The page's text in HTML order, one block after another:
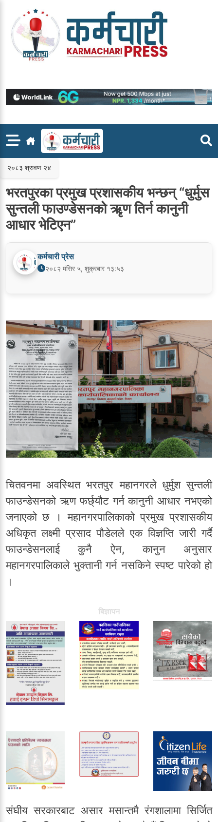
content
२०८३ श्रावण २४
भरतपुरका प्रमुख प्रशासकीय भन्छन् “धुर्मुस
सुन्तली फाउण्डेसनको ऋृण तिर्न कानुनी
आधार भेटिएन”
कर्मचारी प्रेस
२०८२ मंसिर ५, शुक्रबार १३:५३
चितवनमा अवस्थित भरतपुर महानगरले धुर्मुश सुन्तली
फाउन्डेसनको ऋण फर्छ्यौट गर्न कानुनी आधार नभएको
जनाएको छ । महानगरपालिकाको प्रमुख प्रशासकीय
अधिकृत लक्ष्मी प्रसाद पौडेलले एक विज्ञप्ति जारी गर्दै
फाउन्डेसनलाई कुनै ऐन, कानुन अनुसार
महानगरपालिकाले भुक्तानी गर्न नसकिने स्पष्ट पारेको हो
।
बिज्ञापन
संघीय सरकारबाट असार मसान्तमै रंगशालामा सिर्जित